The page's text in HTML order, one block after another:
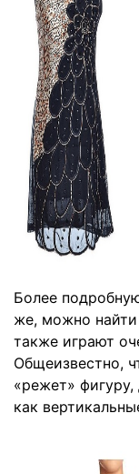
Более
же, можно найти
также играют
Общеизвестно,
«режет» фигуру,
как